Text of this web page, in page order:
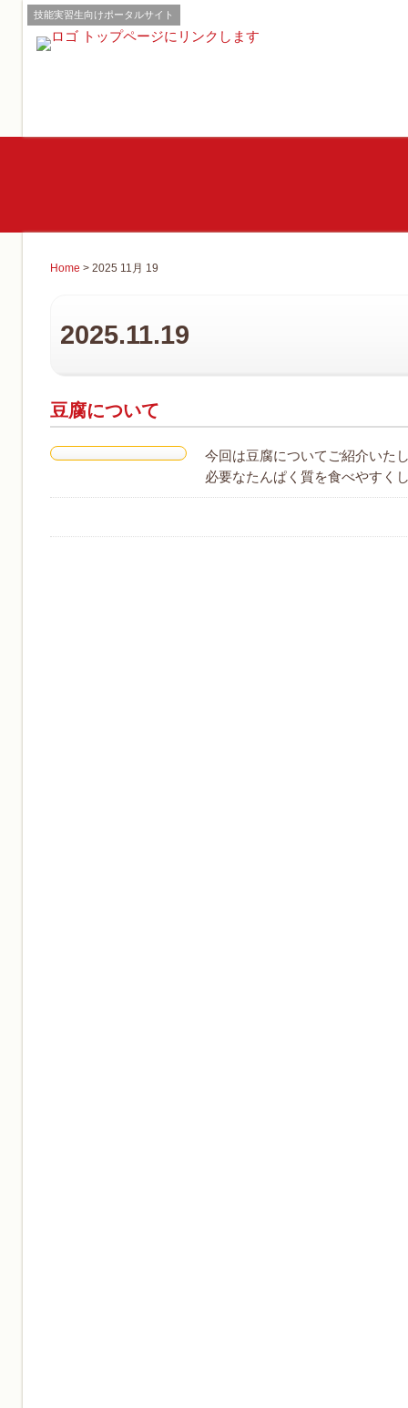
技能実習生向けポータルサイト
Home > 2025 11月 19
2025.11.19
豆腐について
今回は豆腐についてご紹介いた
必要なたんぱく質を食べやすく